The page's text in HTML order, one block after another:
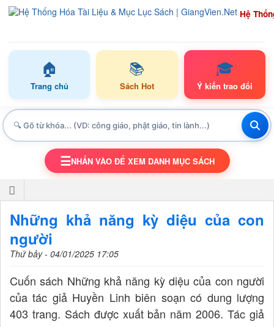
Hệ
🏠
Trang chủ
📚
Sách Hot
🎓
Ý kiến trao đổi
TOGGLE NAVIGATION
☰NHẤN VÀO ĐỂ XEM DANH MỤC SÁCH
Những khả năng kỳ diệu của con
người
Thứ bảy - 04/01/2025 17:05
Cuốn sách Những khả năng kỳ diệu của con người
của tác giả Huyền Linh biên soạn có dung lượng
403 trang. Sách được xuất bản năm 2006. Tác giả